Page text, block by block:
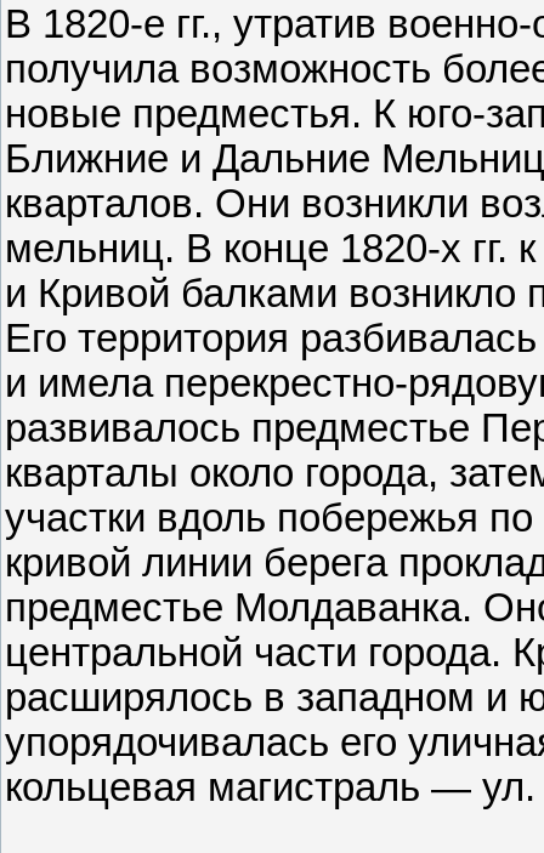
В 1820-е гг., утратив
получила возможность
новые предместья. К юго-
Ближние и Дальние
кварталов. Они возникли
мельниц. В конце 1820-х гг.
и Кривой балками
Его территория
и имела перекрестно-
развивалось предместье
кварталы около города,
участки вдоль побережья
кривой линии берега
предместье Молдаванка.
центральной части города.
расширялось в западном и
упорядочивалась его
кольцевая магистраль —